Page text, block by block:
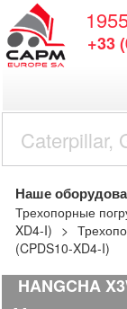
+33
Наше
Трехопорные
XD4-I)
(CPDS10-XD4-I)
HANGCHA